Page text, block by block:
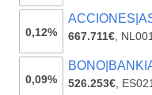
0,12% 667.711€,
0,09% 526.253€,